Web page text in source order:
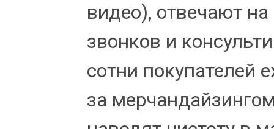
видео), отвечают
звонков и
сотни покупателей
за